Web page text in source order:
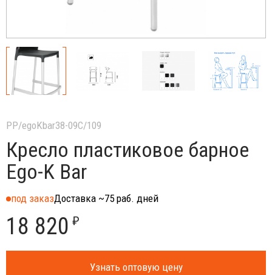
PP/egoKbar38-09C/109
Кресло пластиковое барное
Ego-K Bar
под заказДоставка ~75 раб. дней
18 820 ₽
Узнать оптовую цену